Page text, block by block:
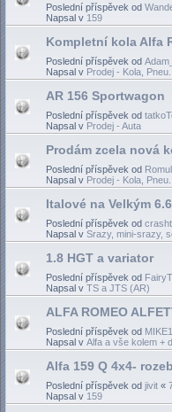
Poslední příspěvek od
Napsal v 159
Kompletní kola Alfa
Poslední příspěvek od
Napsal v Prodej - Kola, Pneu...
AR 156 Sportwagon
Poslední příspěvek od
Napsal v Prodej - Auta
Prodám zcela nová
Poslední příspěvek od
Napsal v Prodej - Kola, Pneu...
Italové na Velkým
Poslední příspěvek od
Napsal v Srazy, mini-srazy,
1.8 HGT a variator
Poslední příspěvek od
Napsal v TS a JTS (AR)
ALFA ROMEO
Poslední příspěvek od
Napsal v Alfa a vše kolem +
Alfa 159 Q 4x4-
Poslední příspěvek od jivit «
Napsal v 159